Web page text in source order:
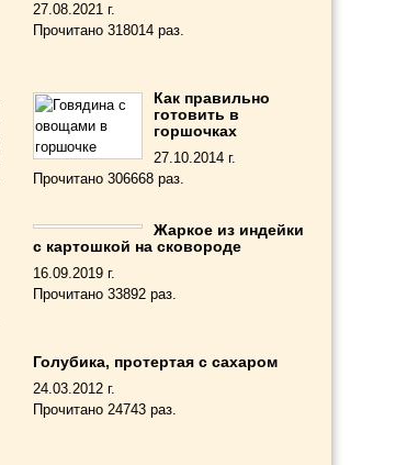
27.08.2021 г.
Прочитано 318014 раз.
Как правильно
готовить в
горшочках
27.10.2014 г.
Прочитано 306668 раз.
Жаркое из индейки
с картошкой на сковороде
16.09.2019 г.
Прочитано 33892 раз.
Голубика, протертая с сахаром
24.03.2012 г.
Прочитано 24743 раз.